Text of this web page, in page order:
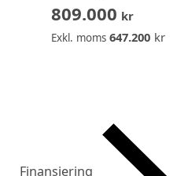
809.000 kr
Exkl. moms 647.200kr
Finansiering